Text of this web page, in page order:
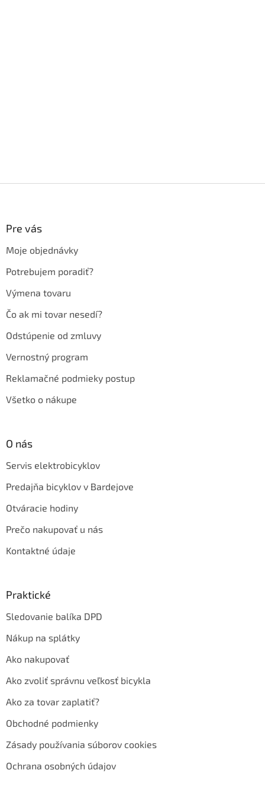
Pre vás
Moje objednávky
Potrebujem poradiť?
Výmena tovaru
Čo ak mi tovar nesedí?
Odstúpenie od zmluvy
Vernostný program
Reklamačné podmieky postup
Všetko o nákupe
O nás
Servis elektrobicyklov
Predajňa bicyklov v Bardejove
Otváracie hodiny
Prečo nakupovať u nás
Kontaktné údaje
Praktické
Sledovanie balíka DPD
Nákup na splátky
Ako nakupovať
Ako zvoliť správnu veľkosť bicykla
Ako za tovar zaplatiť?
Obchodné podmienky
Zásady používania súborov cookies
Ochrana osobných údajov